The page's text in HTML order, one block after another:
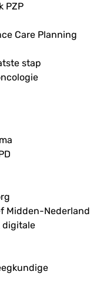
PZP
Care Planning
stap
Midden-Nederland
digitale